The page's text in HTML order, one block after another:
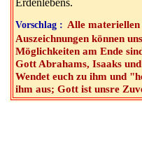
Vorschlag : Alle materiellen
Auszeichnungen können
Möglichkeiten am Ende
Gott Abrahams, Isaaks
Wendet euch zu ihm und
ihm aus; Gott ist unsre